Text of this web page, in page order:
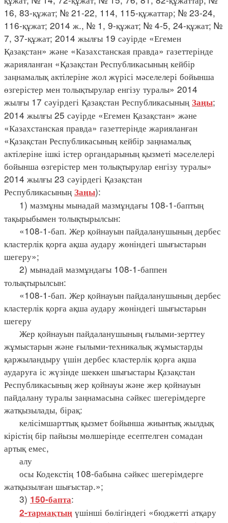
16, 83-құжат; № 21-22, 114, 115-құжаттар; № 23-24,
116-құжат; 2014 ж., № 1, 9-құжат; № 4-5, 24-құжат; №
7, 37-құжат; 2014 жылғы 19 сәуірде «Егемен
Қазақстан» және «Казахстанская правда» газеттерінде
жарияланған «Қазақстан Республикасының кейбір
заңнамалық актілеріне жол жүрісі мәселелері бойынша
өзгерістер мен толықтырулар енгізу туралы» 2014
жылғы 17 сәуірдегі Қазақстан Республикасының Заңы;
2014 жылғы 25 сәуірде «Егемен Қазақстан» және
«Казахстанская правда» газеттерінде жарияланған
«Қазақстан Республикасының кейбір заңнамалық
актілеріне ішкі істер органдарының қызметі мәселелері
бойынша өзгерістер мен толықтырулар енгізу туралы»
2014 жылғы 23 сәуірдегі Қазақстан
Республикасының Заңы):
1) мазмұны мынадай мазмұндағы 108-1-баптың
тақырыбымен толықтырылсын:
«108-1-бап. Жер қойнауын пайдаланушының дербес
кластерлік қорға ақша аудару жөніндегі шығыстарын
шегеру»;
2) мынадай мазмұндағы 108-1-баппен
толықтырылсын:
«108-1-бап. Жер қойнауын пайдаланушының дербес
кластерлік қорға ақша аудару жөніндегі шығыстарын
шегеру
Жер қойнауын пайдаланушының ғылыми-зерттеу
жұмыстарын және ғылыми-техникалық жұмыстарды
қаржыландыру үшін дербес кластерлік қорға ақша
аударуға іс жүзінде шеккен шығыстары Қазақстан
Республикасының жер қойнауы және жер қойнауын
пайдалану туралы заңнамасына сәйкес шегерімдерге
жатқызылады, бірақ:
келісімшарттық қызмет бойынша жиынтық жылдық
кірістің бір пайызы мөлшерінде есептелген сомадан
артық емес,
алу
осы Кодекстің 108-бабына сәйкес шегерімдерге
жатқызылған шығыстар.»;
3) 150-бапта:
2-тармақтың үшінші бөлігіндегі «бюджетті атқару